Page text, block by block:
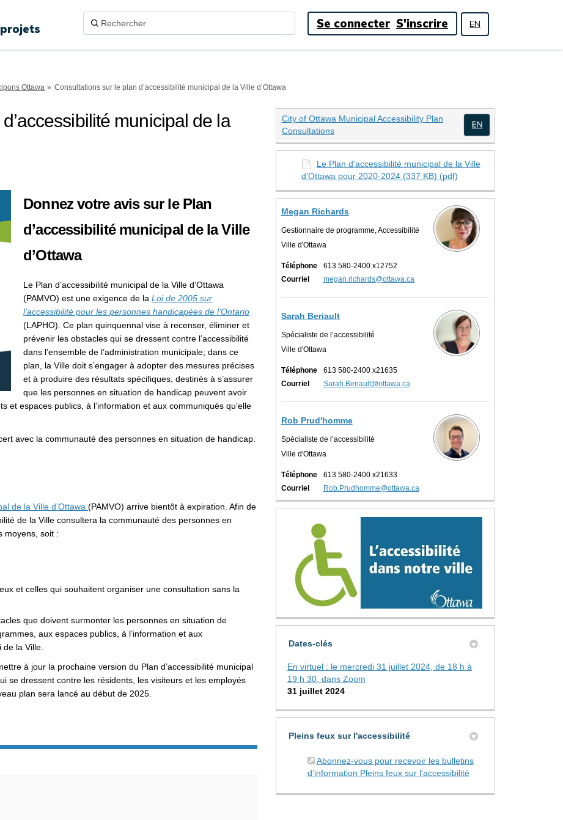
EN
Se connecter S'inscrire
Ottawa Consultations sur le plan d’accessibilité municipal de la Ville d’Ottawa
municipal de la
sur le plan d’accessibilité municipal de la Ville d’Ottawa sur
sur le plan d’accessibilité municipal de la Ville d’Ottawa sur
sur le plan d’accessibilité municipal de la Ville d’Ottawa sur
sur le plan d’accessibilité municipal de la Ville d’Ottawa lien
Donnez votre avis sur le Plan
d’accessibilité municipal de la Ville
d’Ottawa
Le Plan d’accessibilité municipal de la Ville d’Ottawa
(PAMVO) est une exigence de laLoi de 2005 sur
l’accessibilité pour les personnes handicapées de l’Ontario(Liens externes)
(LAPHO). Ce plan quinquennal vise à recenser, éliminer et
prévenir les obstacles qui se dressent contre l’accessibilité
dans l’ensemble de l’administration municipale; dans ce
plan, la Ville doit s’engager à adopter des mesures précises
et à produire des résultats spécifiques, destinés à s’assurer
que les personnes en situation de handicap peuvent avoir
et espaces publics, à l’information et aux communiqués qu’elle
avec la communauté des personnes en situation de handicap.
de la Ville d’Ottawa (Liens externes)
(PAMVO) arrive bientôt à expiration. Afin de
de la Ville consultera la communauté des personnes en
moyens, soit :
et celles qui souhaitent organiser une consultation sans la
que doivent surmonter les personnes en situation de
aux espaces publics, à l’information et aux
de la Ville.
à jour la prochaine version du Plan d’accessibilité municipal
se dressent contre les résidents, les visiteurs et les employés
plan sera lancé au début de 2025.
City of Ottawa Municipal Accessibility Plan
Consultations(Liens externes)
(Liens externes)
Le Plan d’accessibilité municipal de la Ville
d’Ottawa pour 2020-2024 (337 KB) (pdf)
Megan Richards
Gestionnaire de programme, Accessibilité
Ville d'Ottawa
Téléphone
613 580-2400 x12752
Courriel
megan.richards@ottawa.ca(Liens externes)
Sarah Beriault
Spécialiste de l’accessibilité
Ville d'Ottawa
Téléphone
613 580-2400 x21635
Courriel
Sarah.Beriault@ottawa.ca(Liens externes)
Rob Prud'homme
Spécialiste de l’accessibilité
Ville d'Ottawa
Téléphone
613 580-2400 x21633
Courriel
Rob.Prudhomme@ottawa.ca(Liens externes)
Dates-clés
En virtuel : le mercredi 31 juillet 2024, de 18 h à
19 h 30, dans Zoom
31 juillet 2024
Pleins feux sur l'accessibilité
Abonnez-vous pour recevoir les bulletins
d’information Pleins feux sur l'accessibilité(Liens externes)